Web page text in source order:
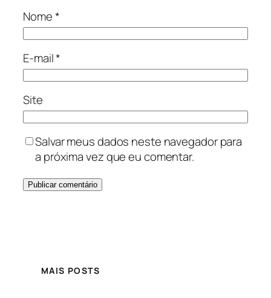
Nome*
E-mail*
Site
Salvar meus dados neste navegador para
a próxima vez que eu comentar.
MAIS POSTS